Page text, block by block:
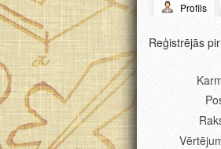
Profils
Reģistrējās